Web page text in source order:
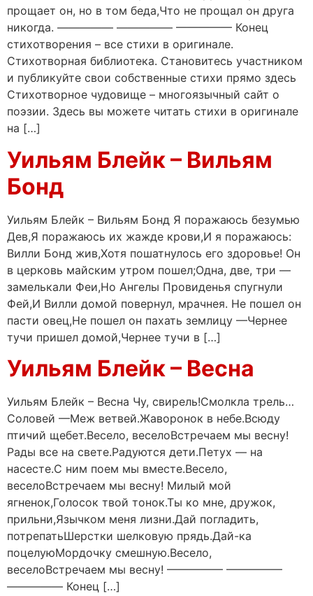
прощает он, но в том беда,Что не прощал он друга
никогда. ————— ————— ————— Конец
стихотворения – все стихи в оригинале.
Стихотворная библиотека. Становитесь участником
и публикуйте свои собственные стихи прямо здесь
Стихотворное чудовище – многоязычный сайт о
поэзии. Здесь вы можете читать стихи в оригинале
на […]
Уильям Блейк – Вильям
Бонд
Уильям Блейк – Вильям Бонд Я поражаюсь безумью
Дев,Я поражаюсь их жажде крови,И я поражаюсь:
Вилли Бонд жив,Хотя пошатнулось его здоровье! Он
в церковь майским утром пошел;Одна, две, три —
замелькали Феи,Но Ангелы Провиденья спугнули
Фей,И Вилли домой повернул, мрачнея. Не пошел он
пасти овец,Не пошел он пахать землицу —Чернее
тучи пришел домой,Чернее тучи в […]
Уильям Блейк – Весна
Уильям Блейк – Весна Чу, свирель!Смолкла трель…
Соловей —Меж ветвей.Жаворонок в небе.Всюду
птичий щебет.Весело, веселоВстречаем мы весну!
Рады все на свете.Радуются дети.Петух — на
насесте.С ним поем мы вместе.Весело,
веселоВстречаем мы весну! Милый мой
ягненок,Голосок твой тонок.Ты ко мне, дружок,
прильни,Язычком меня лизни.Дай погладить,
потрепатьШерстки шелковую прядь.Дай-ка
поцелуюМордочку смешную.Весело,
веселоВстречаем мы весну! ————— —————
————— Конец […]